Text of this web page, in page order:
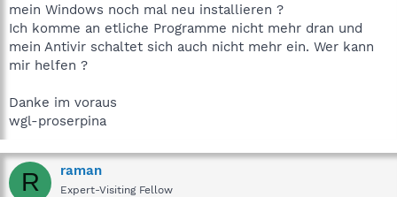
mein Windows noch mal neu installieren ?
Ich komme an etliche Programme nicht mehr dran und
mein Antivir schaltet sich auch nicht mehr ein. Wer kann
mir helfen ?
Danke im voraus
wgl-proserpina
R raman
Expert-Visiting Fellow